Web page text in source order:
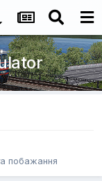
побажання